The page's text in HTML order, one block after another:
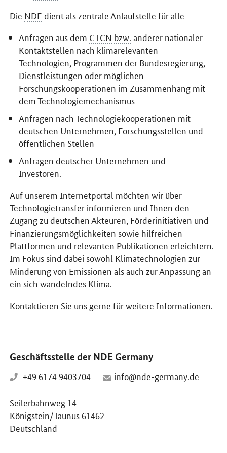
Die NDE dient als zentrale Anlaufstelle für alle
Anfragen aus dem CTCN bzw. anderer nationaler
Kontaktstellen nach klimarelevanten
Technologien, Programmen der Bundesregierung,
Dienstleistungen oder möglichen
Forschungskooperationen im Zusammenhang mit
dem Technologiemechanismus
Anfragen nach Technologiekooperationen mit
deutschen Unternehmen, Forschungsstellen und
öffentlichen Stellen
Anfragen deutscher Unternehmen und
Investoren.
Auf unserem Internetportal möchten wir über
Technologietransfer informieren und Ihnen den
Zugang zu deutschen Akteuren, Förderinitiativen und
Finanzierungsmöglichkeiten sowie hilfreichen
Plattformen und relevanten Publikationen erleichtern.
Im Fokus sind dabei sowohl Klimatechnologien zur
Minderung von Emissionen als auch zur Anpassung an
ein sich wandelndes Klima.
Kontaktieren Sie uns gerne für weitere Informationen.
Geschäftsstelle der NDE Germany
+49 6174 9403704 info@nde-germany.de
Seilerbahnweg 14
Königstein/Taunus 61462
Deutschland